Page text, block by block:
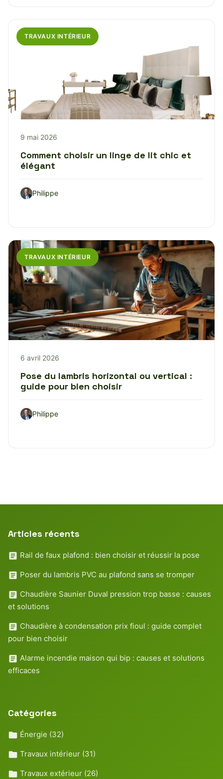
TRAVAUX INTÉRIEUR
9 mai 2026
Comment choisir un linge de lit chic et
élégant
Philippe
TRAVAUX INTÉRIEUR
6 avril 2026
Pose du lambris horizontal ou vertical :
guide pour bien choisir
Philippe
Articles récents
Rail de faux plafond : bien choisir et réussir la pose
Poser du lambris PVC au plafond sans se tromper
Chaudière Saunier Duval pression trop basse : causes
et solutions
Chaudière à condensation prix fioul : guide complet
pour bien choisir
Alarme incendie maison qui bip : causes et solutions
efficaces
Catégories
Énergie (32)
Travaux intérieur (31)
Travaux extérieur (26)